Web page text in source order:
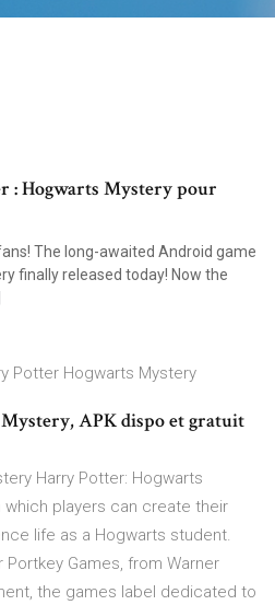
: Hogwarts Mystery pour
The long-awaited Android game
finally released today! Now the
Potter Hogwarts Mystery
APK dispo et gratuit
Harry Potter: Hogwarts
players can create their
life as a Hogwarts student.
Games, from Warner
the games label dedicated to